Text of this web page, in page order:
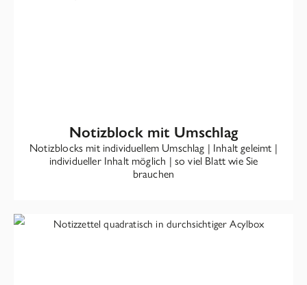
Notizblock mit Umschlag
Notizblocks mit individuellem Umschlag | Inhalt geleimt |
individueller Inhalt möglich | so viel Blatt wie Sie
brauchen